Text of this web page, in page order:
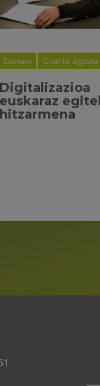
Euskara Gizarte digitala
Digitalizazioa
euskaraz
hitzarmena